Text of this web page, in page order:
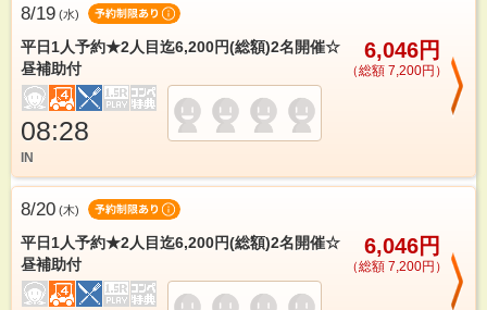
8/19 (水)
平日1人予約★2人目迄6,200円(総額)2名開催☆
昼補助付
6,046円
（総額 7,200円）
08:28
IN
8/20 (木)
平日1人予約★2人目迄6,200円(総額)2名開催☆
昼補助付
6,046円
（総額 7,200円）